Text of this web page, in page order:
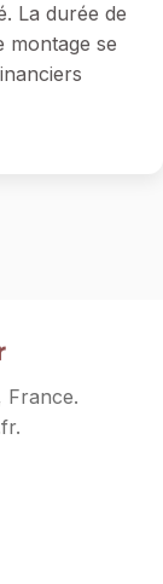
La durée de
montage se
France.
.